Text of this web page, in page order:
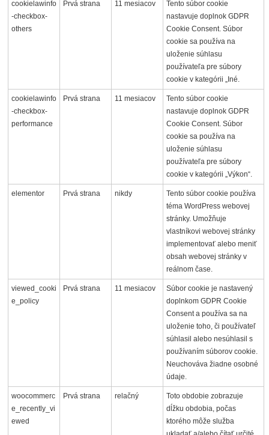
cookielawinfo
-checkbox-
others
Prvá strana 11 mesiacov
Tento súbor cookie
nastavuje doplnok GDPR
Cookie Consent. Súbor
cookie sa používa na
uloženie súhlasu
používateľa pre súbory
cookie v kategórii „Iné.
cookielawinfo
-checkbox-
performance
Prvá strana 11 mesiacov
Tento súbor cookie
nastavuje doplnok GDPR
Cookie Consent. Súbor
cookie sa používa na
uloženie súhlasu
používateľa pre súbory
cookie v kategórii „Výkon“.
elementor Prvá strana nikdy
Tento súbor cookie používa
téma WordPress webovej
stránky. Umožňuje
vlastníkovi webovej stránky
implementovať alebo meniť
obsah webovej stránky v
reálnom čase.
viewed_cooki
e_policy
Prvá strana 11 mesiacov
Súbor cookie je nastavený
doplnkom GDPR Cookie
Consent a používa sa na
uloženie toho, či používateľ
súhlasil alebo nesúhlasil s
používaním súborov cookie.
Neuchováva žiadne osobné
údaje.
woocommerc
e_recently_vi
ewed
Prvá strana relačný
Toto obdobie zobrazuje
dĺžku obdobia, počas
ktorého môže služba